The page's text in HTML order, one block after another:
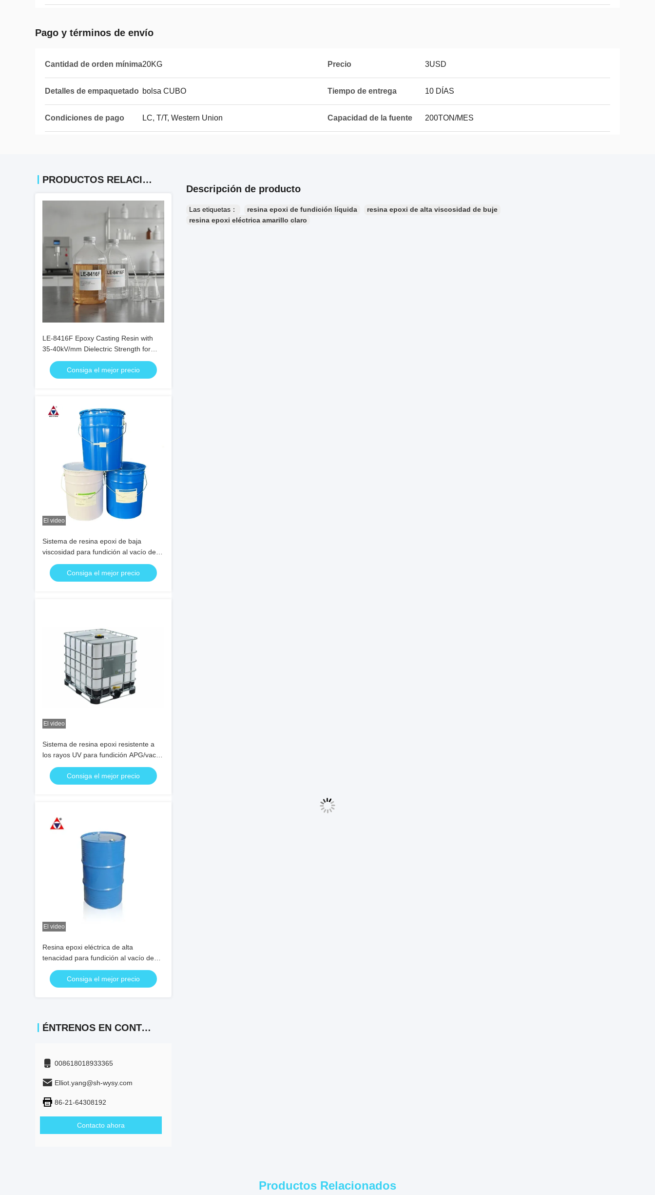
Pago y términos de envío
Cantidad de orden mínima20KG Precio 3USD
Detalles de empaquetado bolsa CUBO Tiempo de entrega 10 DÍAS
Condiciones de pago LC, T/T, Western Union Capacidad de la fuente 200TON/MES
PRODUCTOS RELACIONADOS
LE-8416F Epoxy Casting Resin with
35-40kV/mm Dielectric Strength for
APG Process and 0.6-0.8% Cure
ShrinkageConsiga el mejor precio
El video
Sistema de resina epoxi de baja
viscosidad para fundición al vacío de
transformadores de tipo seco
Consiga el mejor precio
El video
Sistema de resina epoxi resistente a
los rayos UV para fundición APG/vacío
con alta resistencia dieléctrica en
aplicaciones exteriores de alto voltaje
Consiga el mejor precio
El video
Resina epoxi eléctrica de alta
tenacidad para fundición al vacío de
componentes de aislamiento de alto
voltaje
Consiga el mejor precio
ÉNTRENOS EN CONTACTO CON
008618018933365
Elliot.yang@sh-wysy.com
86-21-64308192
Contacto ahora
Descripción de producto